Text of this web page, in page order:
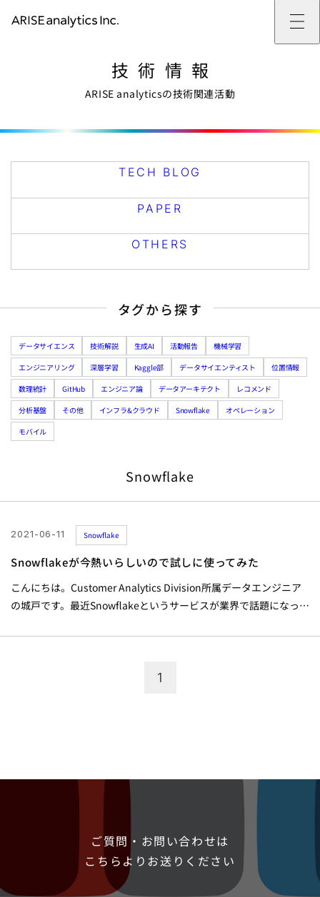
ARISE analyticsとはトップ
ARISE analyticsの強み
位置情報マーケティング
ドローン・ビジネス活用
新規事業の立ち上げ支援
OTHERS
中途採用
数字で見るARISE analytics
技術情報
ARISE analyticsの技術関連活動
TECH BLOG
PAPER
OTHERS
タグから探す
データサイエンス 技術解説 生成AI 活動報告
機械学習
エンジニアリング
深層学習 Kaggle部 データサイエンティスト
位置情報
数理統計
GitHub エンジニア論 データアーキテクト
レコメンド
分析基盤
その他 インフラ&クラウド Snowflake
オペレーション
モバイル
Snowflake
2021-06-11 Snowflake
Snowflakeが今熱いらしいので試しに使ってみた
こんにちは。Customer Analytics Division所属データエンジニア
の城戸です。最近Snowflakeというサービスが業界で話題になって
からSnowflakeの導入検討を行ったので、その結果の一部をご紹介
ータウェアハウスサービスです。SaaS型なので、ハードウェア、
1
ご質問・お問い合わせは
こちらよりお送りください